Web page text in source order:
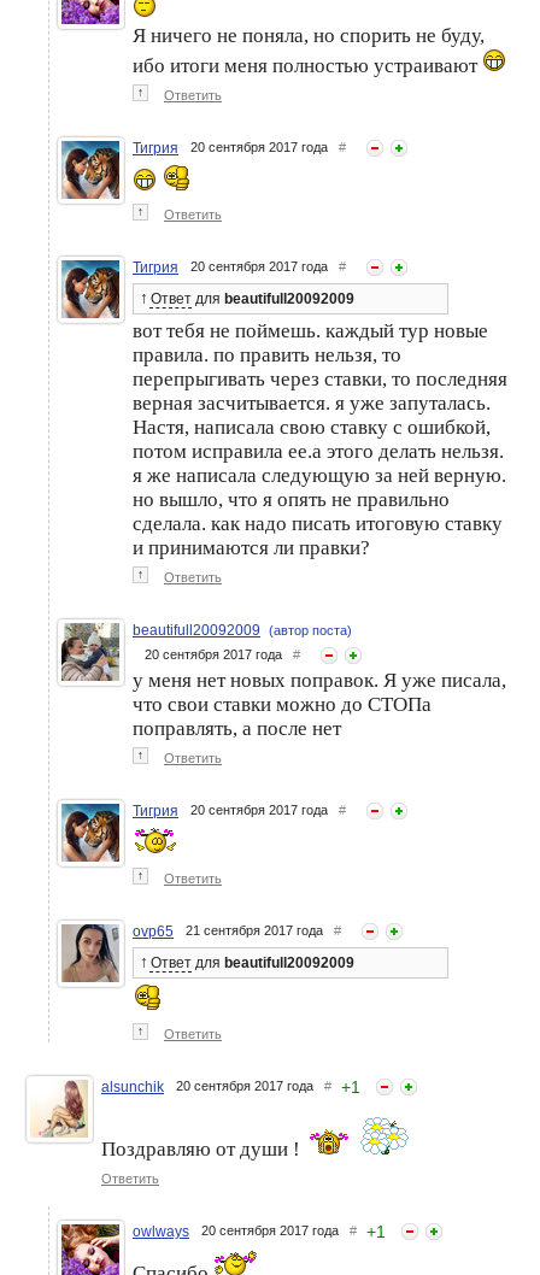
Я ничего не поняла, но спорить не буду,
ибо итоги меня полностью устраивают
↑ Ответить
Тигрия 20 сентября 2017 года #
↑ Ответить
Тигрия 20 сентября 2017 года #
↑ Ответ для beautifull20092009
вот тебя не поймешь. каждый тур новые
правила. по править нельзя, то
перепрыгивать через ставки, то последняя
верная засчитывается. я уже запуталась.
Настя, написала свою ставку с ошибкой,
потом исправила ее.а этого делать нельзя.
я же написала следующую за ней верную.
но вышло, что я опять не правильно
сделала. как надо писать итоговую ставку
и принимаются ли правки?
↑ Ответить
beautifull20092009
(автор поста)
20 сентября 2017 года #
у меня нет новых поправок. Я уже писала,
что свои ставки можно до СТОПа
поправлять, а после нет
↑ Ответить
Тигрия 20 сентября 2017 года #
↑ Ответить
ovp65 21 сентября 2017 года #
↑ Ответ для beautifull20092009
↑ Ответить
alsunchik 20 сентября 2017 года # +1
Поздравляю от души !
Ответить
owlways 20 сентября 2017 года # +1